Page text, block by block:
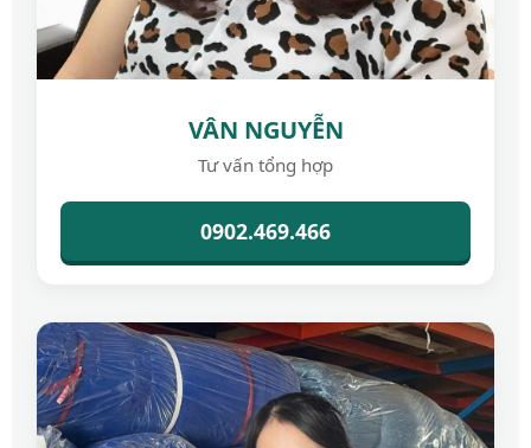
VÂN NGUYỄN
Tư vấn tổng hợp
0902.469.466